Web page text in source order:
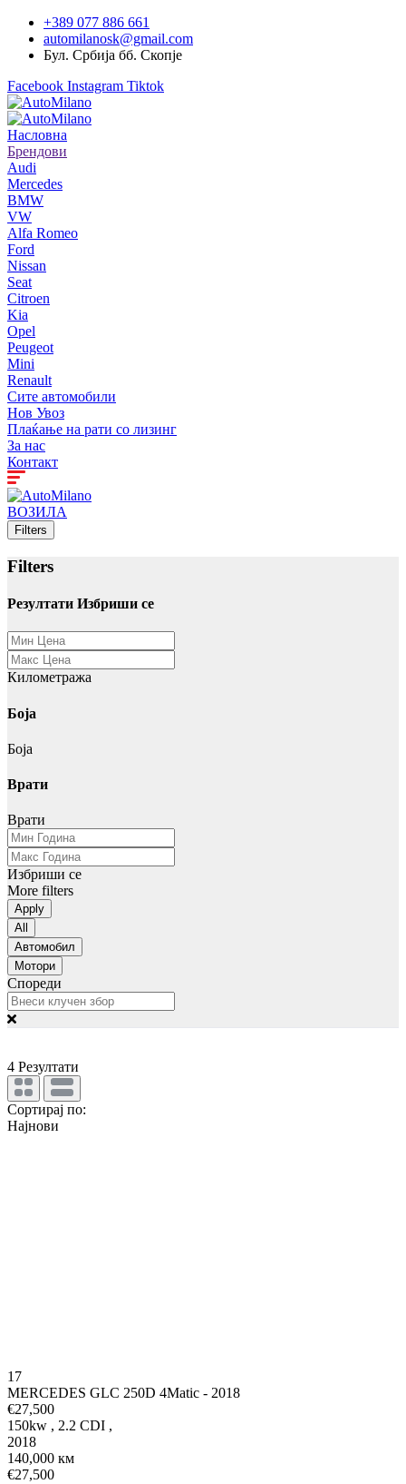
+389 077 886 661
automilanosk@gmail.com
Бул. Србија бб. Скопје
Facebook Instagram Tiktok
Насловна
Брендови
Audi
Mercedes
BMW
VW
Alfa Romeo
Ford
Nissan
Seat
Citroen
Kia
Opel
Peugeot
Mini
Renault
Сите автомобили
Нов Увоз
Плаќање на рати со лизинг
За нас
Контакт
ВОЗИЛА
Filters
Filters
Резултати Избриши се
Километража
Боја
Боја
Врати
Врати
Избриши се
More filters
Apply
All
Автомобил
Мотори
Спореди
4 Резултати
Сортирај по:
Најнови
17
MERCEDES GLC 250D 4Matic - 2018
€27,500
150kw , 2.2 CDI ,
2018
140,000 км
€27,500